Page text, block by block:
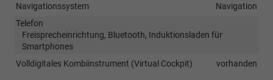
Navigationssystem
Navigation
Telefon
Freisprecheinrichtung, Bluetooth, Induktionsladen für
Smartphones
Volldigitales Kombiinstrument (Virtual Cockpit)
vorhanden